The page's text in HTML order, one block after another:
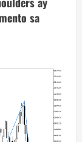
sa